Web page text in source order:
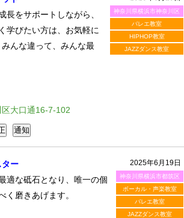
神奈川県横浜市神奈川区
バレエ教室
HIPHOP教室
JAZZダンス教室
長をサポートしながら、
学びたい方は、お気軽に
んな違って、みんな最
大口通16-7-102
2025年6月19日
神奈川県横浜市都筑区
ボーカル・声楽教室
バレエ教室
JAZZダンス教室
ター
適な砥石となり、唯一の個
く磨きあげます。